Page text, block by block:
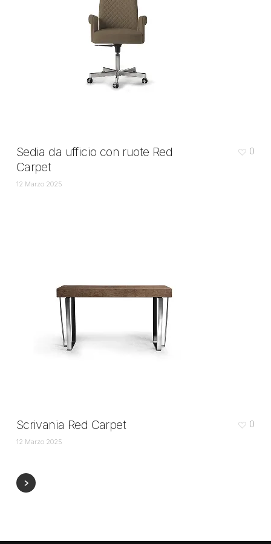
Sedia da ufficio con ruote Red
Carpet
12 Marzo 2025
0
Scrivania Red Carpet
12 Marzo 2025
0